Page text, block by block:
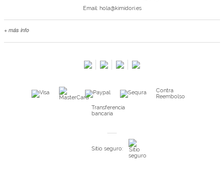
Email: hola@kimidori.es
+ más info
Kimidori PRINT, nuestro servicio de impresión de fotos
Contra
Reembolso
Transferencia
bancaria
Sitio seguro: